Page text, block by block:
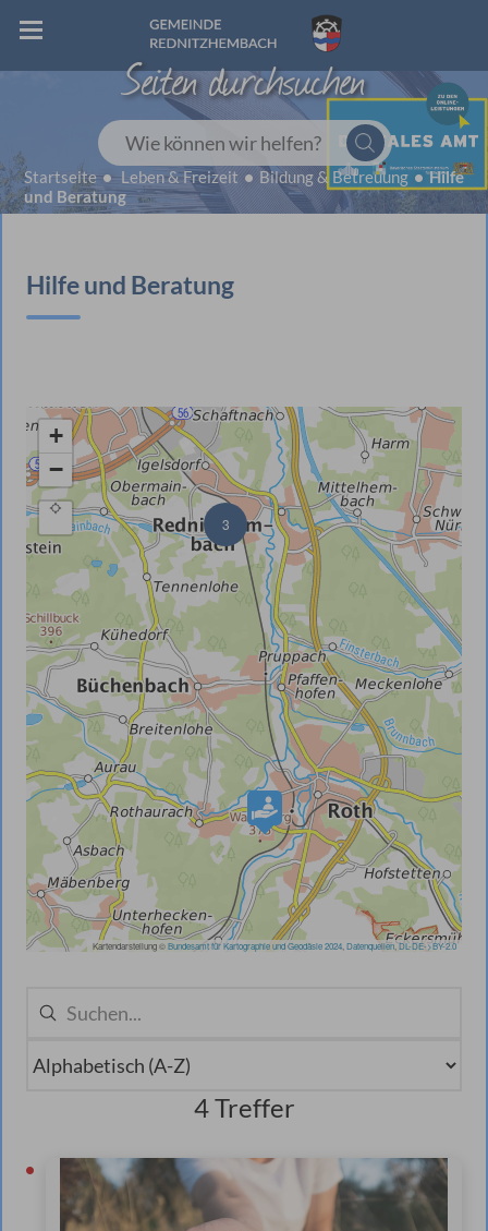
Seiten durchsuchen
Wie können wir helfen?
Startseite Leben & Freizeit Bildung & Betreuung
Hilfe
und Beratung
Hilfe und Beratung
4 Treffer